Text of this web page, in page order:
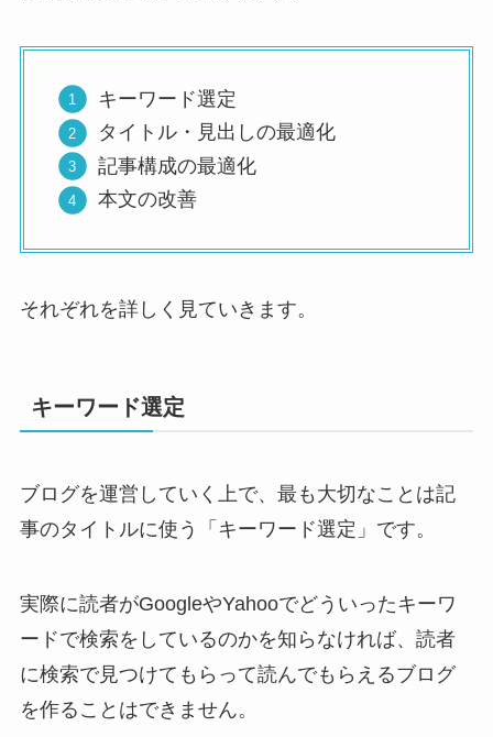
キーワード選定
タイトル・見出しの最適化
記事構成の最適化
本文の改善
それぞれを詳しく見ていきます。
キーワード選定
ブログを運営していく上で、最も大切なことは記
事のタイトルに使う「キーワード選定」です。
実際に読者がGoogleやYahooでどういったキーワ
ードで検索をしているのかを知らなければ、読者
に検索で見つけてもらって読んでもらえるブログ
を作ることはできません。